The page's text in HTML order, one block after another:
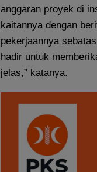
anggaran proyek di
kaitannya dengan
pekerjaannya
hadir untuk
jelas,” katanya.